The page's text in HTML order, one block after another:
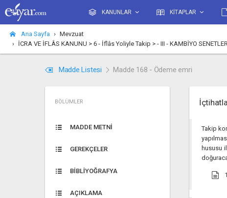
KANUNLAR KİTAPLAR
Ana Sayfa
Mevzuat
İCRA VE İFLÂS KANUNU > 6 - İflâs Yoliyle Takip > - III - KAMBİYO
Madde Listesi Madde 168 - Ödeme emri
BÖLÜMLER
MADDE METNİ
GEREKÇELER
BİBLİYOĞRAFYA
AÇIKLAMA
Takip
hususu